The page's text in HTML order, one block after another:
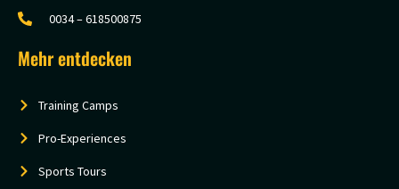
0034 – 618500875
Mehr entdecken
Training Camps
Pro-Experiences
Sports Tours